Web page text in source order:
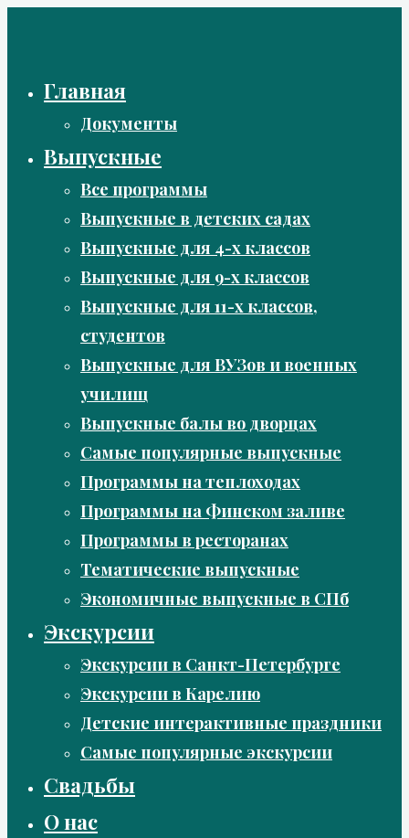
Главная
Документы
Выпускные
Все программы
Выпускные в детских садах
Выпускные для 4-х классов
Выпускные для 9-х классов
Выпускные для 11-х классов,
студентов
Выпускные для ВУЗов и военных
училищ
Выпускные балы во дворцах
Самые популярные выпускные
Программы на теплоходах
Программы на Финском заливе
Программы в ресторанах
Тематические выпускные
Экономичные выпускные в СПб
Экскурсии
Экскурсии в Санкт-Петербурге
Экскурсии в Карелию
Детские интерактивные праздники
Самые популярные экскурсии
Свадьбы
О нас